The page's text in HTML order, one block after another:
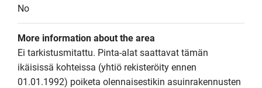
No
More information about the area
Ei tarkistusmitattu. Pinta-alat saattavat tämän
ikäisissä kohteissa (yhtiö rekisteröity ennen
01.01.1992) poiketa olennaisestikin asuinrakennusten